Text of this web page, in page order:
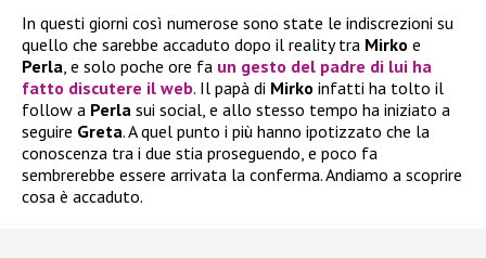
In questi giorni così numerose sono state le indiscrezioni su
quello che sarebbe accaduto dopo il reality tra Mirko e
Perla, e solo poche ore fa un gesto del padre di lui ha
fatto discutere il web. Il papà di Mirko infatti ha tolto il
follow a Perla sui social, e allo stesso tempo ha iniziato a
seguire Greta. A quel punto i più hanno ipotizzato che la
conoscenza tra i due stia proseguendo, e poco fa
sembrerebbe essere arrivata la conferma. Andiamo a scoprire
cosa è accaduto.